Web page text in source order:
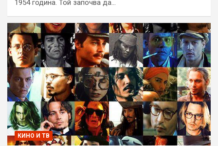
1954 година. Той започва да…
КИНО И ТВ